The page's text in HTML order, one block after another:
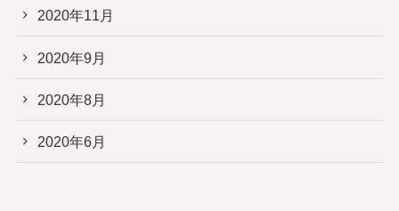
2020年11月
2020年9月
2020年8月
2020年6月